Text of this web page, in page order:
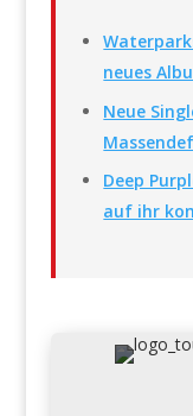
neues
Neue
Deep
auf ihr